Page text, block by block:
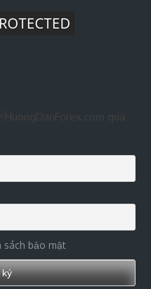
qua
sách bảo mật